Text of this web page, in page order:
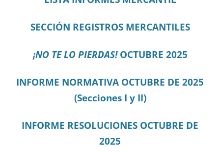
SECCIÓN REGISTROS MERCANTILES
¡NO TE LO PIERDAS!OCTUBRE 2025
INFORME NORMATIVA OCTUBRE DE 2025
(Secciones I y II)
INFORME RESOLUCIONES OCTUBRE DE
2025